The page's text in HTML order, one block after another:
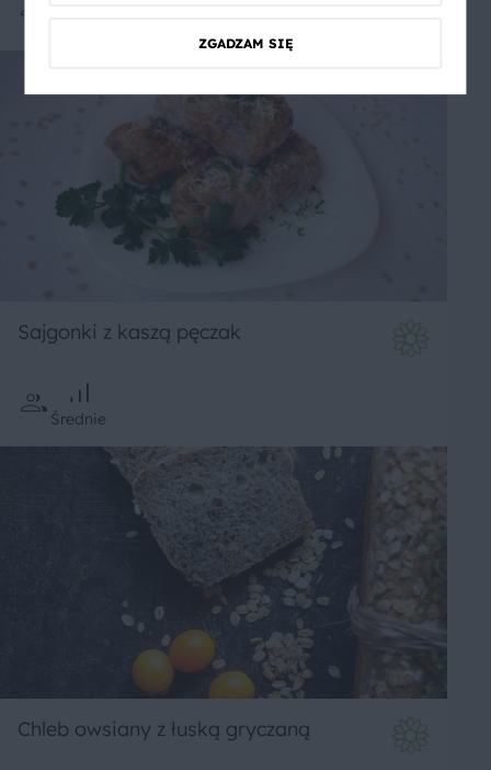
Sajgonki z kaszą pęczak
Średnie
Chleb owsiany z łuską gryczaną
ZGADZAM SIĘ